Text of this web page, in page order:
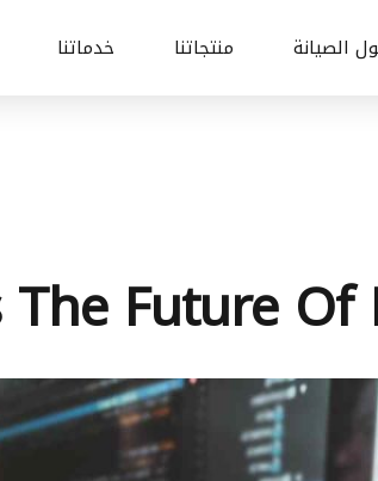
الصيانة منتجاتنا خدماتنا
Future Of